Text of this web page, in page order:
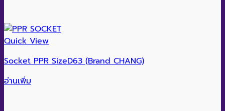
Quick View
Socket PPR SizeD63 (Brand CHANG)
อ่านเพิ่ม